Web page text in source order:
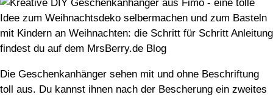
Die Geschenkanhänger sehen mit und ohne Beschriftung
toll aus. Du kannst ihnen nach der Bescherung ein zweites